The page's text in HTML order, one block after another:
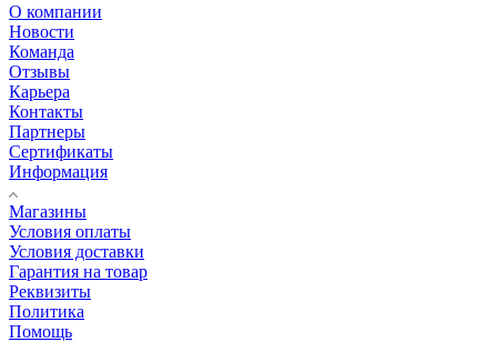
О компании
Новости
Команда
Отзывы
Карьера
Контакты
Партнеры
Сертификаты
Информация
Магазины
Условия оплаты
Условия доставки
Гарантия на товар
Реквизиты
Политика
Помощь